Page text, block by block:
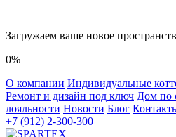
Загружаем ваше новое
0%
О компании Индивидуальные
Ремонт и дизайн под ключ Дом по
лояльности Новости Блог
+7 (912) 2-300-300